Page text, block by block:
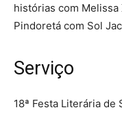
histórias com Melissa
Pindoretá com Sol
Serviço
18ª Festa Literária de